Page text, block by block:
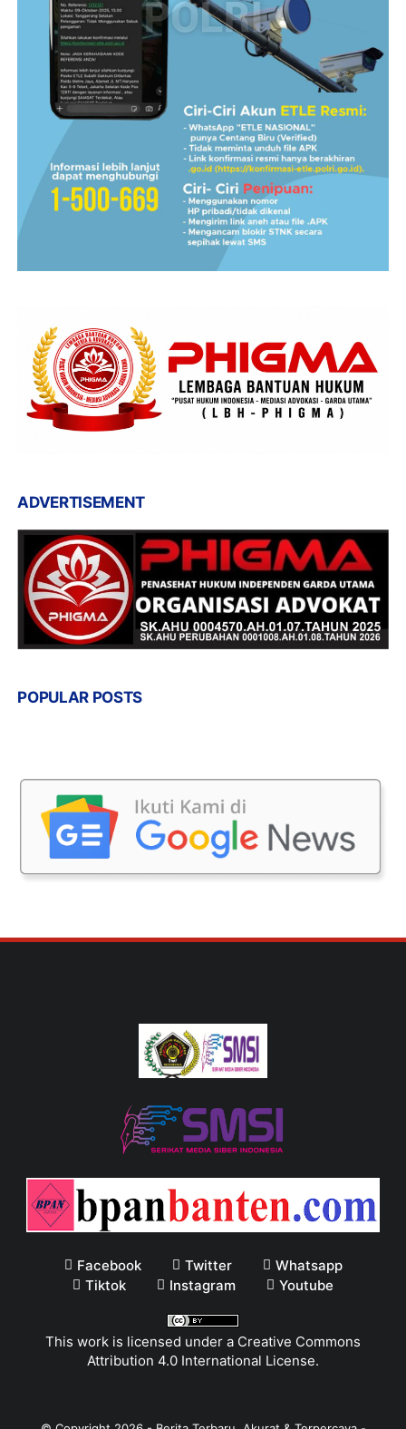
ADVERTISEMENT
POPULAR POSTS
Facebook Twitter
Whatsapp
Tiktok
Instagram Youtube
This work is licensed under a Creative Commons
Attribution 4.0 International License.